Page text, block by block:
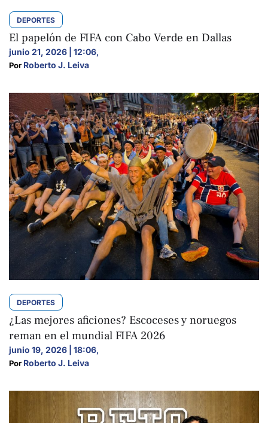
DEPORTES
El papelón de FIFA con Cabo Verde en Dallas
junio 21, 2026 | 12:06,
Por Roberto J. Leiva
DEPORTES
¿Las mejores aficiones? Escoceses y noruegos
reman en el mundial FIFA 2026
junio 19, 2026 | 18:06,
Por Roberto J. Leiva